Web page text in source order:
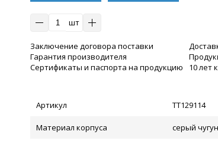
шт
Заключение договора поставки
Гарантия производителя
Сертификаты и паспорта на продукцию
10 лет
Артикул ТТ129114
Материал корпуса серый